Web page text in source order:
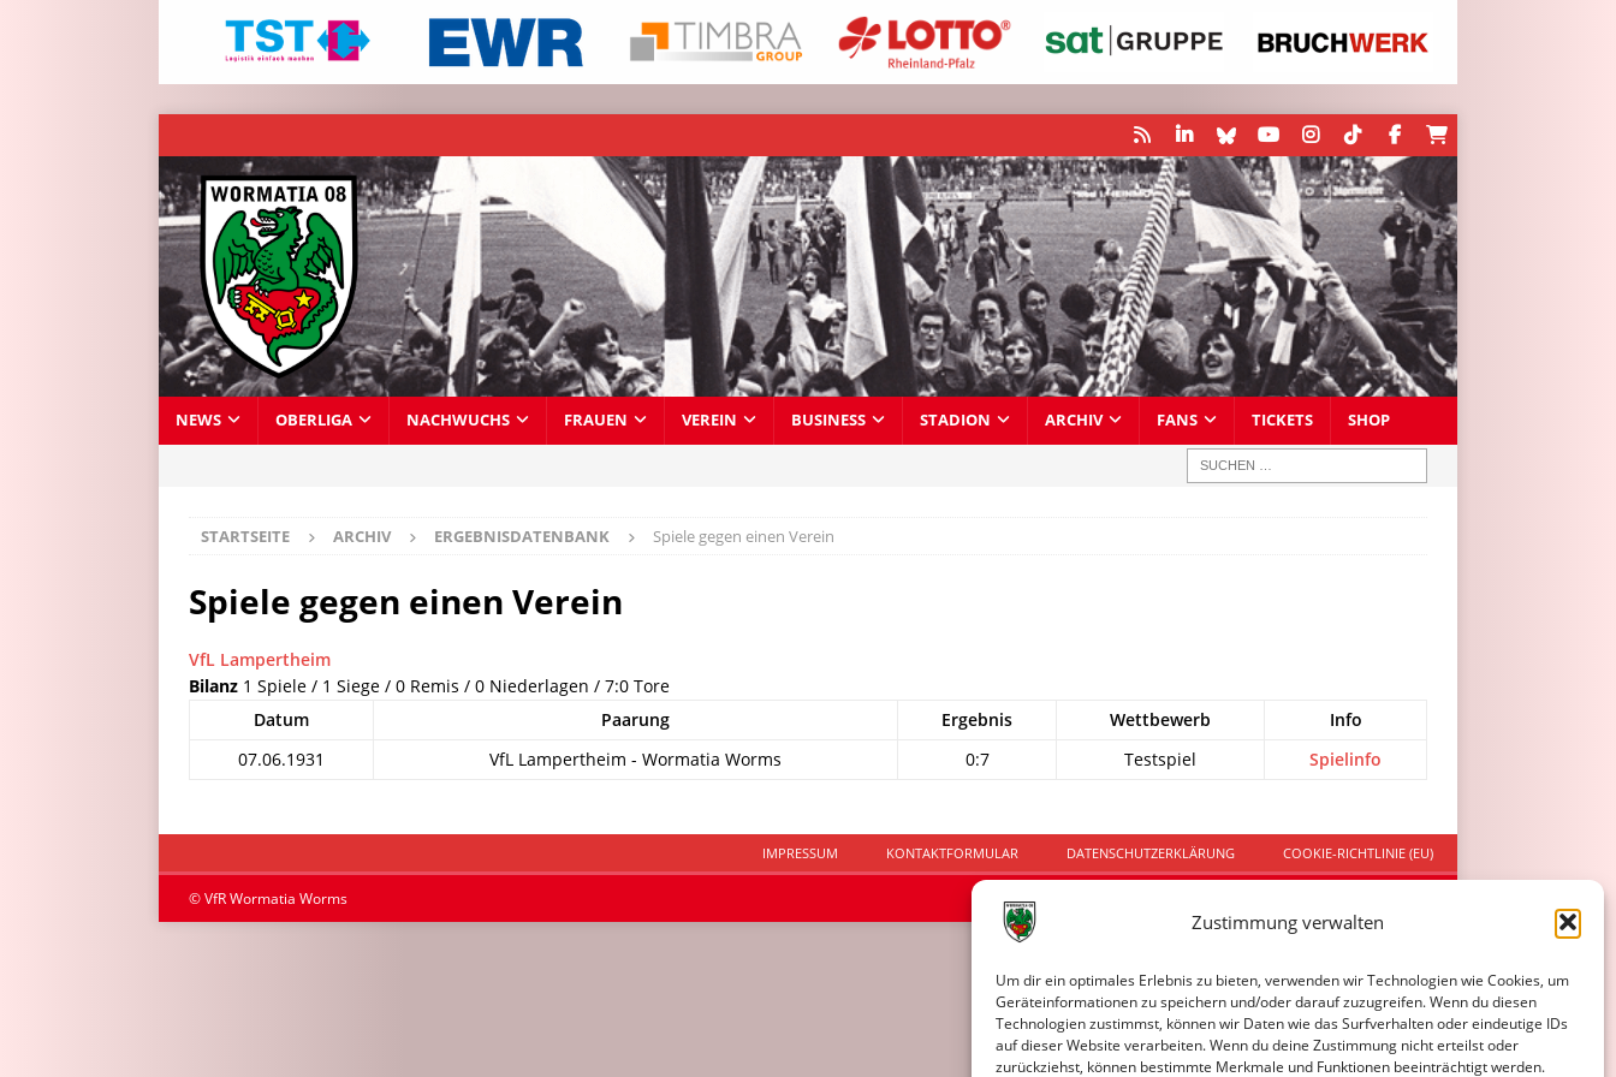
Zustimmung verwalten
Um dir ein optimales Erlebnis zu bieten, verwenden wir Technologien wie Cookies, um
Geräteinformationen zu speichern und/oder darauf zuzugreifen. Wenn du diesen
Technologien zustimmst, können wir Daten wie das Surfverhalten oder eindeutige IDs
auf dieser Website verarbeiten. Wenn du deine Zustimmung nicht erteilst oder
zurückziehst, können bestimmte Merkmale und Funktionen beeinträchtigt werden.
NEWS OBERLIGA NACHWUCHS FRAUEN VEREIN BUSINESS STADION ARCHIV FANS TICKETS SHOP
STARTSEITE ARCHIV ERGEBNISDATENBANK Spiele gegen einen Verein
Spiele gegen einen Verein
VfL Lampertheim
Bilanz 1 Spiele / 1 Siege / 0 Remis / 0 Niederlagen / 7:0 Tore
Datum
Paarung Ergebnis Wettbewerb
Info
07.06.1931
VfL Lampertheim - Wormatia Worms 0:7 Testspiel Spielinfo
IMPRESSUM KONTAKTFORMULAR DATENSCHUTZERKLÄRUNG COOKIE-RICHTLINIE (EU)
© VfR Wormatia Worms